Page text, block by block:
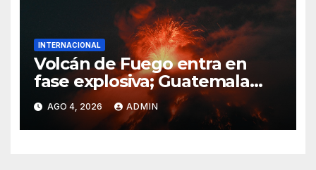
INTERNACIONAL
Volcán de Fuego entra en
fase explosiva; Guatemala
activa alerta anaranjada
AGO 4, 2026 ADMIN